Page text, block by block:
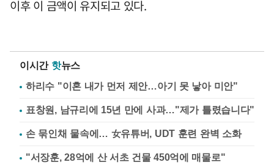
이후 이 금액이 유지되고 있다.
이시간 핫뉴스
하리수 "이혼 내가 먼저 제안…아기 못 낳아 미안"
표창원, 남규리에 15년 만에 사과…"제가 틀렸습니다"
손 묶인채 물속에… 女유튜버, UDT 훈련 완벽 소화
"서장훈, 28억에 산 서초 건물 450억에 매물로"